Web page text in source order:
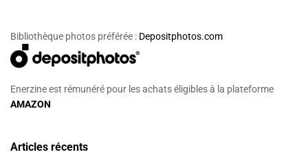
Bibliothèque photos préférée : Depositphotos.com
Enerzine est rémunéré pour les achats éligibles à la plateforme
AMAZON
Articles récents